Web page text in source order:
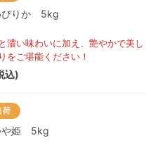
ぴりか 5kg
濃い味わいに加え、艶やかで美し
をご堪能ください！
込)
や姫 5kg